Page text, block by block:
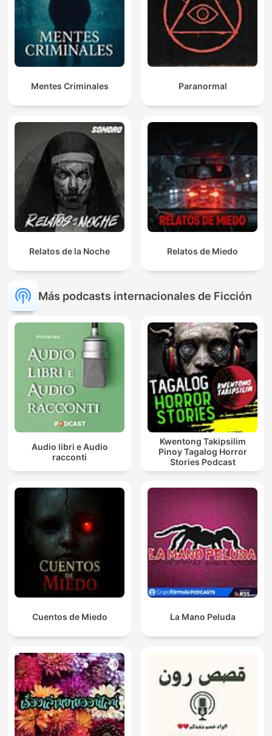
Mentes Criminales Paranormal
Relatos de la Noche Relatos de Miedo
Más podcasts internacionales de Ficción
Audio libri e Audio
racconti
Kwentong Takipsilim
Pinoy Tagalog Horror
Stories Podcast
Cuentos de Miedo La Mano Peluda